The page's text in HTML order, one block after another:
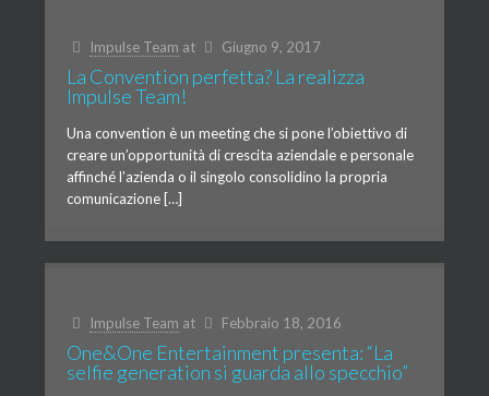
Impulse Team at Giugno 9, 2017
La Convention perfetta? La realizza
Impulse Team!
Una convention è un meeting che si pone l’obiettivo di
creare un’opportunità di crescita aziendale e personale
affinché l’azienda o il singolo consolidino la propria
comunicazione […]
Impulse Team at Febbraio 18, 2016
One&One Entertainment presenta: “La
selfie generation si guarda allo specchio”